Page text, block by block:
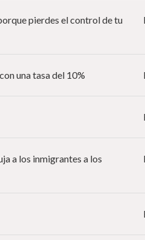
pierdes el control de tu
una tasa del 10%
a los inmigrantes a los